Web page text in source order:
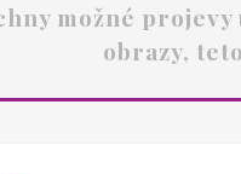
možné
obrazy,